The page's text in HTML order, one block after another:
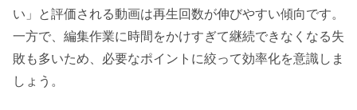
い」と評価される動画は再生回数が伸びやすい傾向です。
一方で、編集作業に時間をかけすぎて継続できなくなる失
敗も多いため、必要なポイントに絞って効率化を意識しま
しょう。